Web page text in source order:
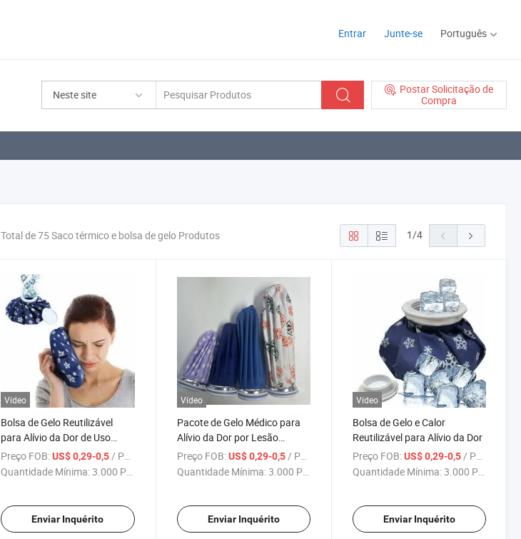
Entrar Junte-se Português
Neste site
Postar Solicitação de
Compra
Total de 75 Saco térmico e bolsa de gelo Produtos 1/4
Vídeo
Bolsa de Gelo Reutilizável
para Alívio da Dor de Uso
Conveniente
Preço FOB: US$ 0,29-0,5/ Peça
Quantidade Mínima:3.000 Peças
Enviar Inquérito
Vídeo
Pacote de Gelo Médico para
Alívio da Dor por Lesão
Esportiva com Terapia Fria
Personalizada
Preço FOB: US$ 0,29-0,5/ Peça
Quantidade Mínima:3.000 Peças
Enviar Inquérito
Vídeo
Bolsa de Gelo e Calor
Reutilizável para Alívio da Dor
Preço FOB: US$ 0,29-0,5/ Peça
Quantidade Mínima:3.000 Peças
Enviar Inquérito